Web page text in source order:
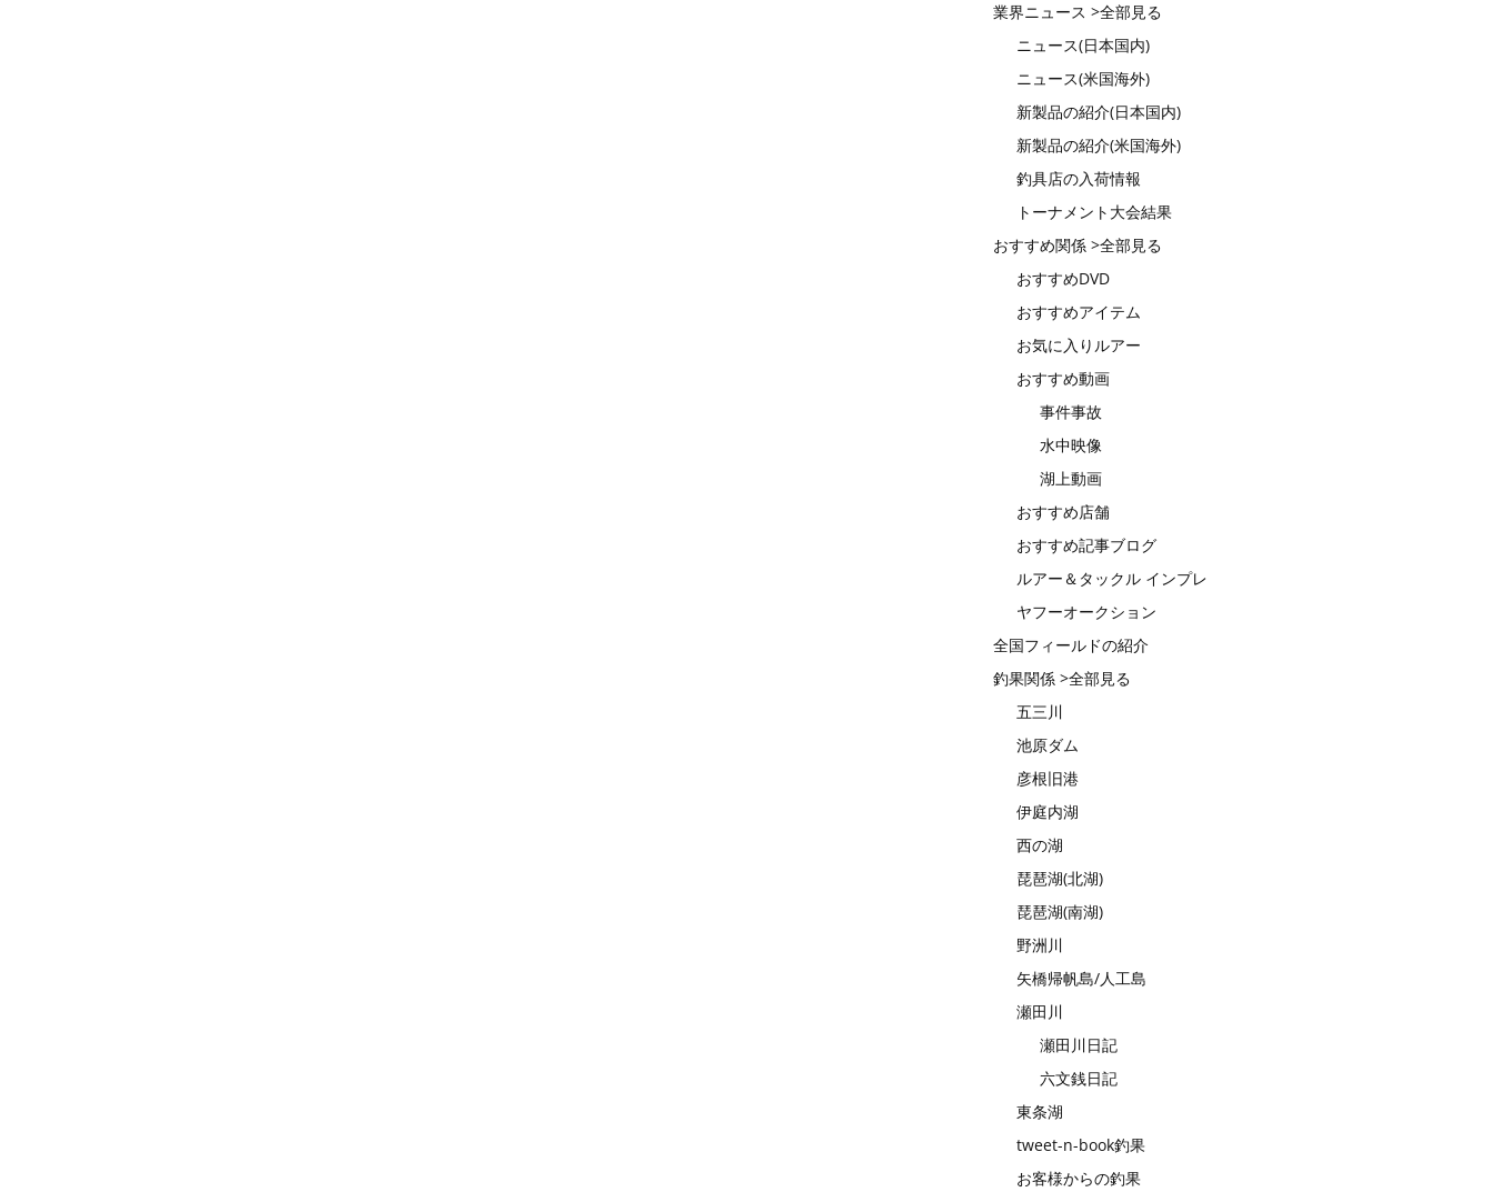
業界ニュース >全部見る
ニュース(日本国内)
ニュース(米国海外)
新製品の紹介(日本国内)
新製品の紹介(米国海外)
釣具店の入荷情報
トーナメント大会結果
おすすめ関係 >全部見る
おすすめDVD
おすすめアイテム
お気に入りルアー
おすすめ動画
事件事故
水中映像
湖上動画
おすすめ店舗
おすすめ記事ブログ
ルアー＆タックル インプレ
ヤフーオークション
全国フィールドの紹介
釣果関係 >全部見る
五三川
池原ダム
彦根旧港
伊庭内湖
西の湖
琵琶湖(北湖)
琵琶湖(南湖)
野洲川
矢橋帰帆島/人工島
瀬田川
瀬田川日記
六文銭日記
東条湖
tweet-n-book釣果
お客様からの釣果